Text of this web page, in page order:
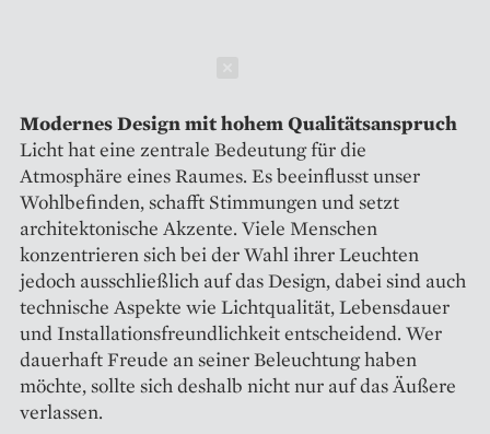
Modernes Design mit hohem Qualitätsanspruch
Licht hat eine zentrale Bedeutung für die
Atmosphäre eines Raumes. Es beeinflusst unser
Wohlbefinden, schafft Stimmungen und setzt
architektonische Akzente. Viele Menschen
konzentrieren sich bei der Wahl ihrer Leuchten
jedoch ausschließlich auf das Design, dabei sind auch
technische Aspekte wie Lichtqualität, Lebensdauer
und Installationsfreundlichkeit entscheidend. Wer
dauerhaft Freude an seiner Beleuchtung haben
möchte, sollte sich deshalb nicht nur auf das Äußere
verlassen.